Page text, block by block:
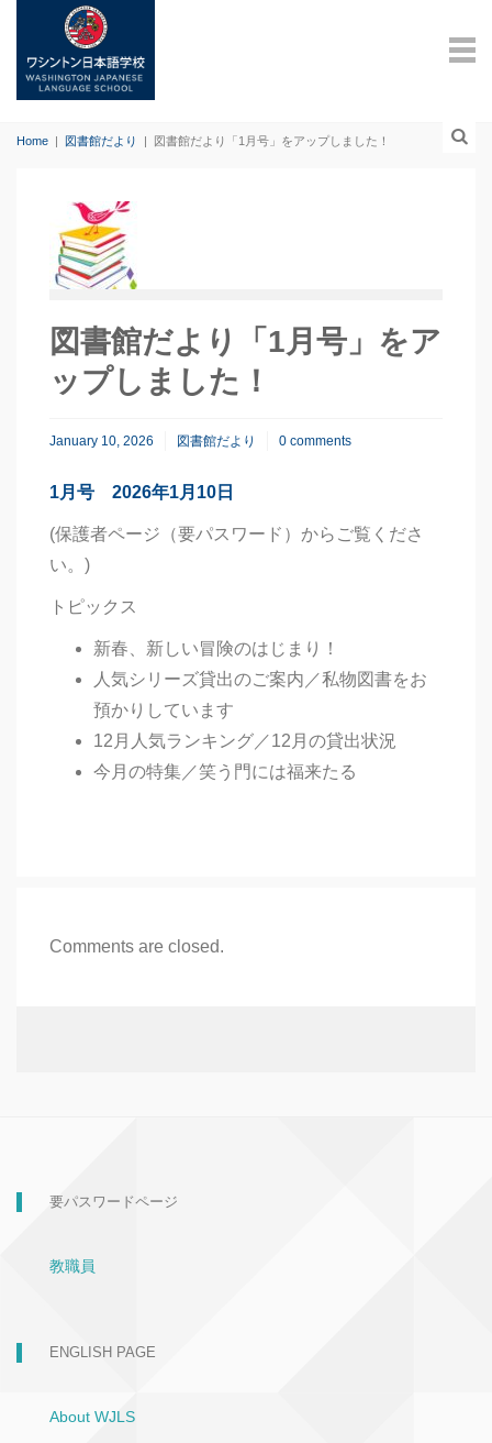
Home | 図書館だより | 図書館だより「1月号」をアップしました！
図書館だより「1月号」をア
ップしました！
January 10, 2026 図書館だより 0 comments
1月号 2026年1月10日
(保護者ページ（要パスワード）からご覧くださ
い。)
トピックス
新春、新しい冒険のはじまり！
人気シリーズ貸出のご案内／私物図書をお
預かりしています
12月人気ランキング／12月の貸出状況
今月の特集／笑う門には福来たる
Comments are closed.
要パスワードページ
教職員
ENGLISH PAGE
About WJLS